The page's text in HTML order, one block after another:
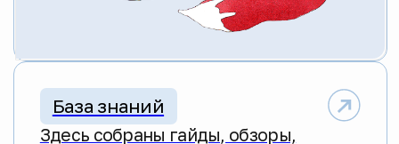
Клинические и
рекомендации
Главные документы по диагностике и
комплексной терапии МДД/Б, включая